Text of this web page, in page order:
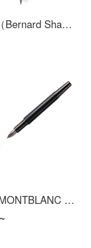
萧伯纳（Bernard Shaw）钢笔星耀墨水笔男士高档精致礼盒女朋友套装礼物学生专用练字教师送礼 尼斯蓝钢笔（单支礼盒） 优先发货，不支持刻字
万宝龙 MONTBLANC 星际行者碳纤维墨水笔/钢笔 109341